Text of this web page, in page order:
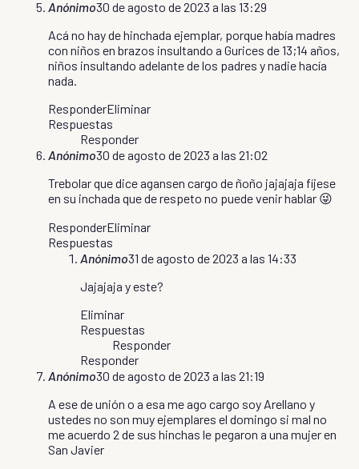
Anónimo30 de agosto de 2023 a las 13:29
Acá no hay de hinchada ejemplar, porque había madres
con niños en brazos insultando a Gurices de 13;14 años,
niños insultando adelante de los padres y nadie hacía
nada.
ResponderEliminar
Respuestas
Responder
Anónimo30 de agosto de 2023 a las 21:02
Trebolar que dice agansen cargo de ñoño jajajaja fíjese
en su inchada que de respeto no puede venir hablar 😜
ResponderEliminar
Respuestas
Anónimo31 de agosto de 2023 a las 14:33
Jajajaja y este?
Eliminar
Respuestas
Responder
Responder
Anónimo30 de agosto de 2023 a las 21:19
A ese de unión o a esa me ago cargo soy Arellano y
ustedes no son muy ejemplares el domingo si mal no
me acuerdo 2 de sus hinchas le pegaron a una mujer en
San Javier